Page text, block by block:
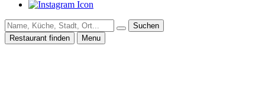
Suchen
Restaurant finden
Menu